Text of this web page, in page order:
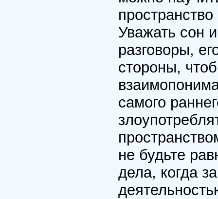
Уважать сон
разговоры,
стороны,
самого
не будьте
дела, когда